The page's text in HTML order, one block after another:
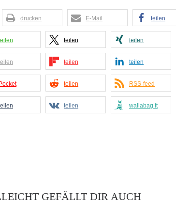
drucken E-Mail teilen
teilen teilen
teilen teilen
teilen RSS-feed
teilen wallabag it
GEFÄLLT DIR AUCH